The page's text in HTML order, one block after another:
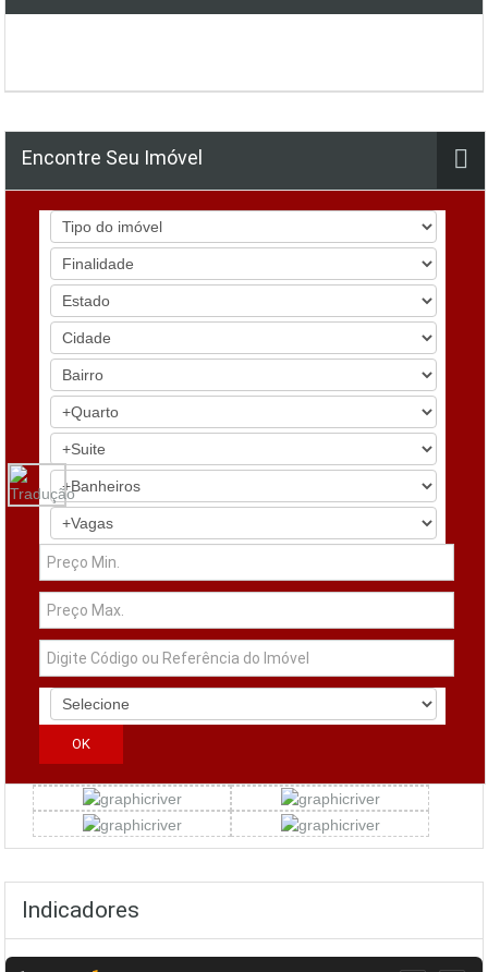
Encontre Seu Imóvel
Simuladores
Indicadores